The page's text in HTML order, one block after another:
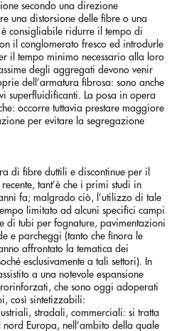
secondo una direzione
una distorsione delle fibre o una
consigliabile ridurre il tempo di
il conglomerato fresco ed introdurle
il tempo minimo necessario alla loro
degli aggregati devono venir
dell’armatura fibrosa: sono anche
superfluidificanti. La posa in opera
occorre tuttavia prestare maggiore
per evitare la segregazione
di fibre duttili e discontinue per il
tant’è che i primi studi in
fa; malgrado ciò, l’utilizzo di tale
limitato ad alcuni specifici campi
di tubi per fognature, pavimentazioni
e parcheggi (tanto che finora le
affrontato la tematica dei
esclusivamente a tali settori). In
a una notevole espansione
che sono oggi adoperati
così sintetizzabili:
stradali, commerciali: si tratta
Europa, nell’ambito della quale